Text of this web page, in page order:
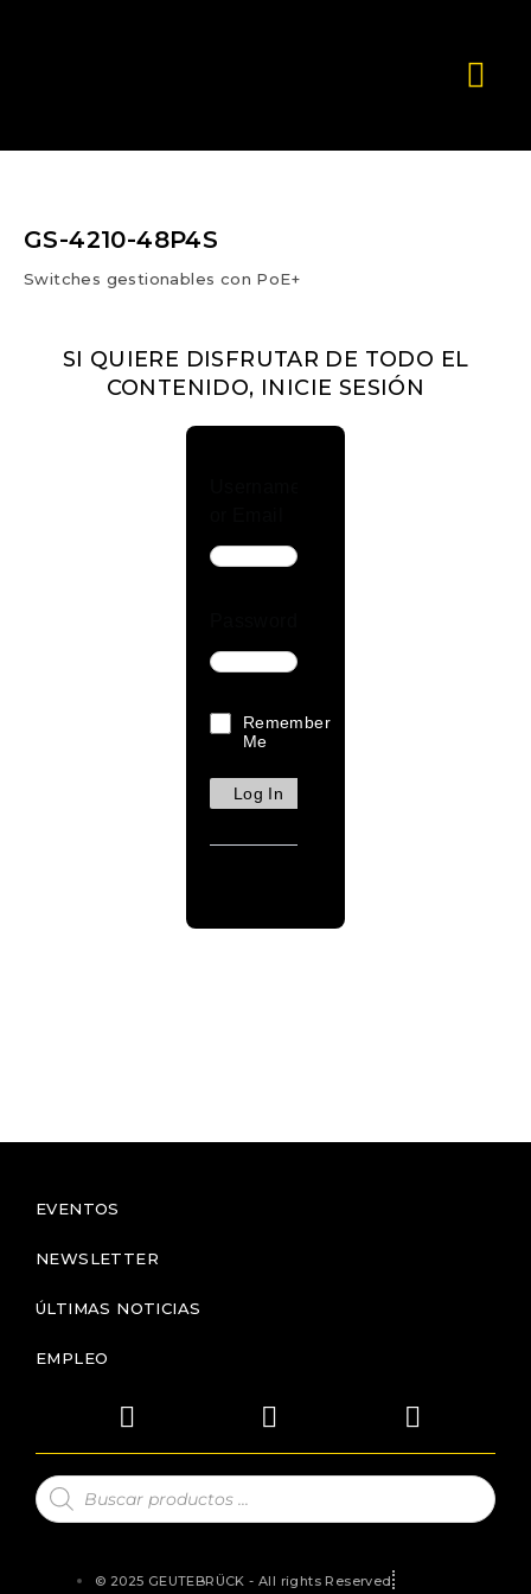
GS-4210-48P4S
Switches gestionables con PoE+
SI QUIERE DISFRUTAR DE TODO EL
CONTENIDO, INICIE SESIÓN
Remember
Me
EVENTOS
NEWSLETTER
ÚLTIMAS NOTICIAS
EMPLEO
© 2025 GEUTEBRÜCK - All rights Reserved